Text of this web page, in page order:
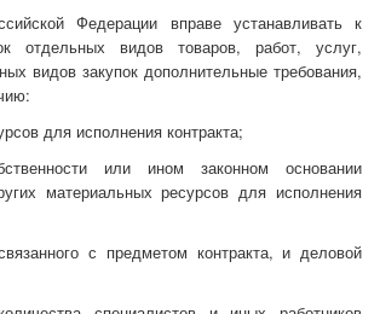
Федерации вправе устанавливать к
отдельных видов товаров, работ, услуг,
видов закупок дополнительные требования,
для исполнения контракта;
или ином законном основании
материальных ресурсов для исполнения
с предметом контракта, и деловой